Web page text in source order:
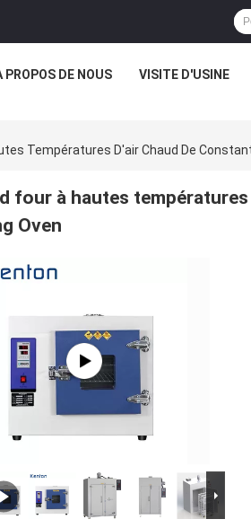
PROPOS DE NOUS VISITE D'USINE
Températures D'air Chaud De
four à hautes
Oven